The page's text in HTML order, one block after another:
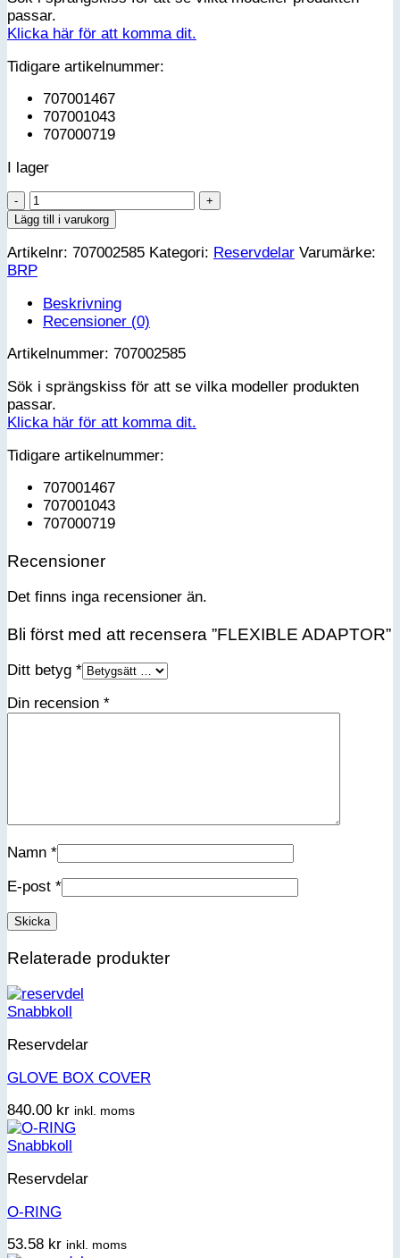
passar.
Klicka här för att komma dit.
Tidigare artikelnummer:
707001467
707001043
707000719
I lager
FLEXIBLE
ADAPTOR
Lägg till i varukorg
Artikelnr: 707002585 Kategori: Reservdelar Varumärke:
BRP
Beskrivning
Recensioner (0)
Artikelnummer: 707002585
Sök i sprängskiss för att se vilka modeller produkten
passar.
Klicka här för att komma dit.
Tidigare artikelnummer:
707001467
707001043
707000719
Recensioner
Det finns inga recensioner än.
Bli först med att recensera ”FLEXIBLE ADAPTOR”
Ditt betyg *
Din recension *
Namn *
E-post *
Relaterade produkter
Snabbkoll
Reservdelar
GLOVE BOX COVER
840.00 kr inkl. moms
Snabbkoll
Reservdelar
O-RING
53.58 kr inkl. moms